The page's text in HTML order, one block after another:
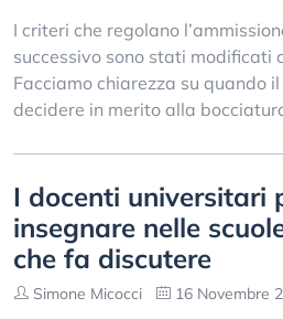
I criteri che regolano
successivo sono stati modificati
Facciamo chiarezza su quando
decidere in merito alla
I docenti universitari
insegnare nelle
che fa discutere
Simone Micocci 16 Novembre